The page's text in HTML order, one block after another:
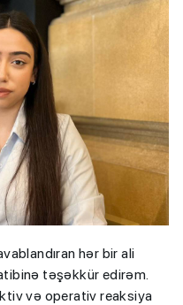
hər bir ali
təşəkkür edirəm.
və operativ reaksiya